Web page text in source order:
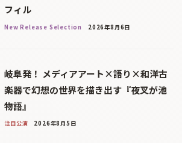
フィル
New Release Selection 2026年8月6日
岐阜発！ メディアアート×語り×和洋古
楽器で幻想の世界を描き出す『夜叉が池
物語』
注目公演 2026年8月5日